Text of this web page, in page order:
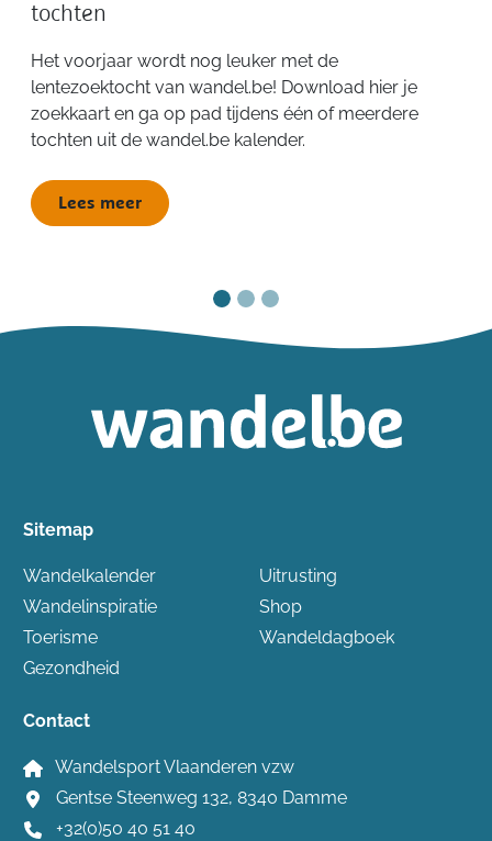
tochten
Het voorjaar wordt nog leuker met de
lentezoektocht van wandel.be! Download hier je
zoekkaart en ga op pad tijdens één of meerdere
tochten uit de wandel.be kalender.
Lees meer
Sitemap
Wandelkalender
Wandelinspiratie
Toerisme
Gezondheid
Uitrusting
Shop
Wandeldagboek
Contact
Wandelsport Vlaanderen vzw
Gentse Steenweg 132, 8340 Damme
+32(0)50 40 51 40